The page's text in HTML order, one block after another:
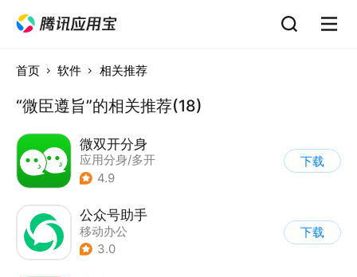
首页 软件 相关推荐
“微臣遵旨”的相关推荐(18)
微双开分身
应用分身/多开
4.9
下载
公众号助手
移动办公
3.0
下载